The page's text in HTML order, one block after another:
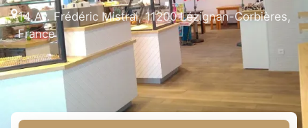
14 Av. Frédéric Mistral, 11200 Lézignan-Corbières,
France